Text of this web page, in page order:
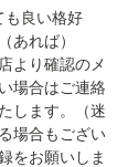
も良い格好
れば）
より確認のメ
場合はご連絡
します。（迷
場合もござい
をお願いしま